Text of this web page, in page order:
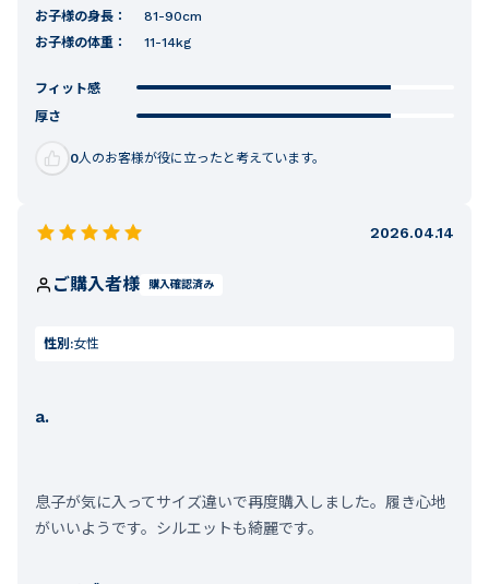
お子様の身長：
81-90cm
お子様の体重：
11-14kg
フィット感
厚さ
0人のお客様が役に立ったと考えています。
2026.04.14
ご購入者様 購入確認済み
性別:女性
a.
息子が気に入ってサイズ違いで再度購入しました。履き心地
がいいようです。シルエットも綺麗です。